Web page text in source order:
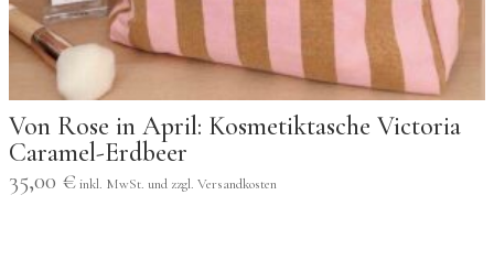
Von Rose in April: Kosmetiktasche Victoria
Caramel-Erdbeer
35,00 €